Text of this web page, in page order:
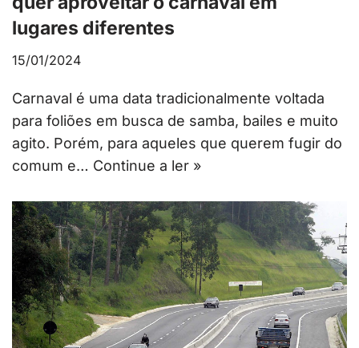
lugares diferentes
15/01/2024
Carnaval é uma data tradicionalmente voltada
para foliões em busca de samba, bailes e muito
agito. Porém, para aqueles que querem fugir do
comum e… Continue a ler »